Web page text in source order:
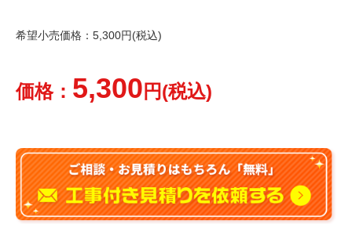
希望小売価格：5,300円(税込)
価格： 5,300 円(税込)